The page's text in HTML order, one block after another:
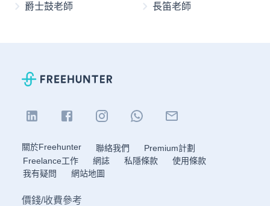
爵士鼓老師
長笛老師
關於Freehunter 聯絡我們
Premium計劃
Freelance工作
網誌 私隱條款
使用條款
我有疑問
網站地圖
價錢/收費參考